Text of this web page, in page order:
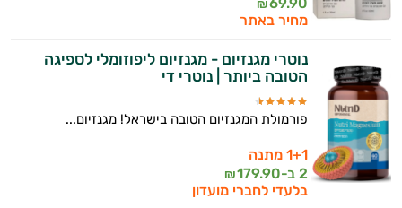
₪
מחיר באתר
נוטרי מגנזיום - מגנזיום ליפוזומלי לספיגה
הטובה ביותר | נוטרי די
פורמולת המגנזיום הטובה בישראל! מגנזיום...
1+1 מתנה
2 ב-
179.90
₪
בלעדי לחברי מועדון